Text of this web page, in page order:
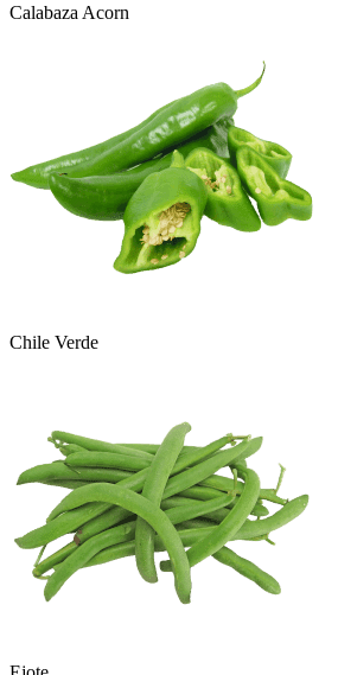
Calabaza Acorn
Chile Verde